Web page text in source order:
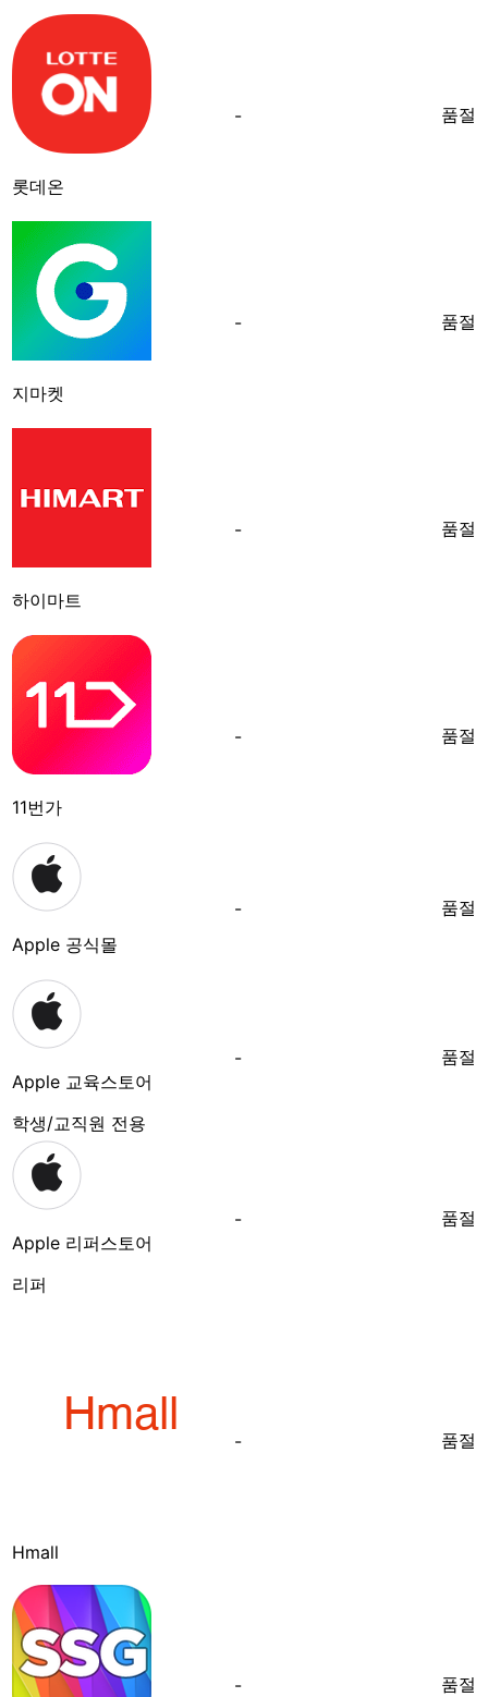
롯데온
- 품절
지마켓
- 품절
하이마트
- 품절
11번가
- 품절
Apple 공식몰
- 품절
Apple 교육스토어
학생/교직원 전용
- 품절
Apple 리퍼스토어
리퍼
- 품절
Hmall
- 품절
- 품절